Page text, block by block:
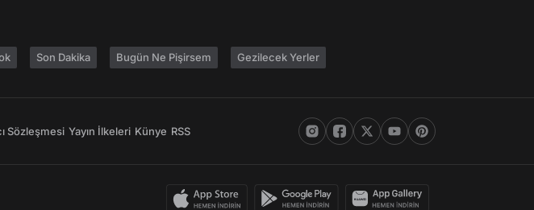
Son Dakika Bugün Ne Pişirsem Gezilecek Yerler
Sözleşmesi Yayın İlkeleri Künye RSS